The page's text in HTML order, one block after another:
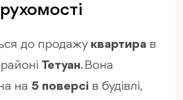
до продажу квартира в
районі Тетуан. Вона
на 5 поверсі в будівлі,